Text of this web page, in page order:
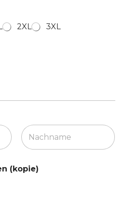
2XL 3XL
Ich möchte bestellen (kopie)